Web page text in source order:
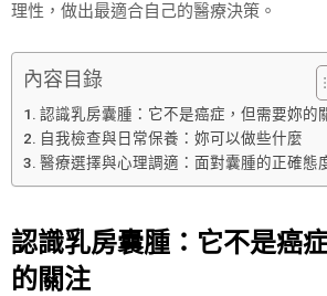
理性，做出最適合自己的醫療決策。
內容目錄
認識乳房囊腫：它不是癌症，但需要妳的
自我檢查與日常保養：妳可以做些什麼
醫療選擇與心理調適：面對囊腫的正確態
認識乳房囊腫：它不是癌
的關注